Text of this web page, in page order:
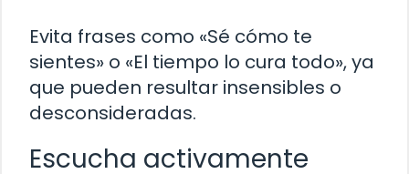
Evita frases como «Sé cómo te
sientes» o «El tiempo lo cura todo», ya
que pueden resultar insensibles o
desconsideradas.
Escucha activamente